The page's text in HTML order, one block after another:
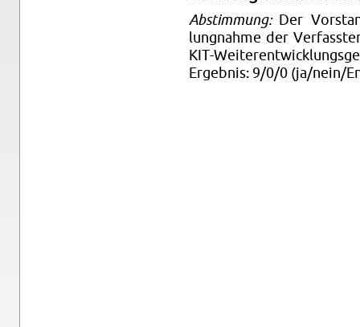
Ab­stim­mung:Der
lung­nahme der
KIT-
Ergeb­nis: 9/0/0 (ja/nein/